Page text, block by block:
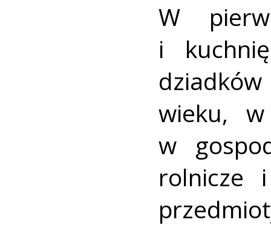
W
i
wieku,
w
rolnicze